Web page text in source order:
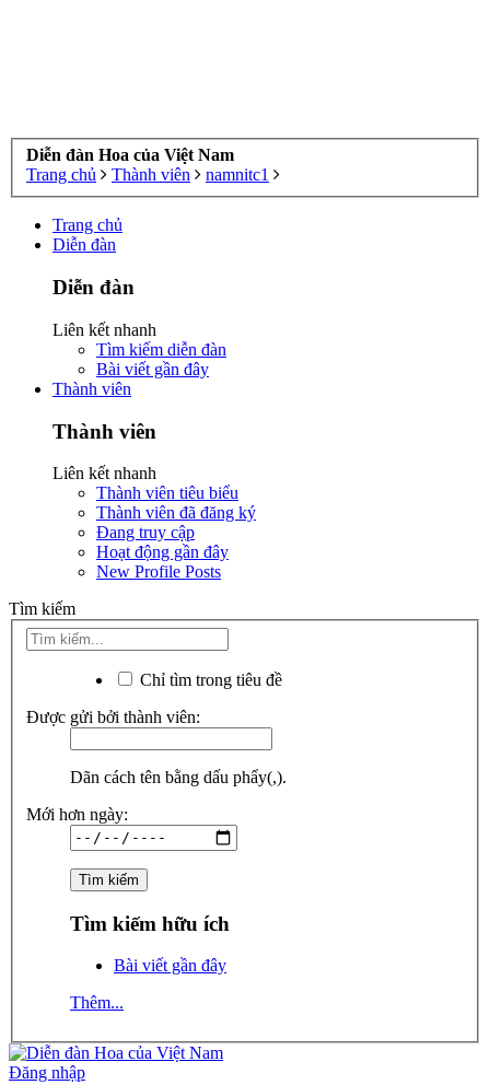
Diễn đàn Hoa của Việt Nam
Trang chủ
Thành viên namnitc1
Trang chủ
Diễn đàn
Diễn đàn
Liên kết nhanh
Tìm kiếm diễn đàn
Bài viết gần đây
Thành viên
Thành viên
Liên kết nhanh
Thành viên tiêu biểu
Thành viên đã đăng ký
Đang truy cập
Hoạt động gần đây
New Profile Posts
Tìm kiếm
Chỉ tìm trong tiêu đề
Được gửi bởi thành viên:
Dãn cách tên bằng dấu phẩy(,).
Mới hơn ngày:
Tìm kiếm hữu ích
Bài viết gần đây
Thêm...
Đăng nhập